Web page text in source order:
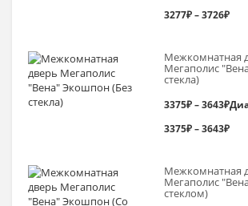
3277₽ – 3726₽
Межкомнатная
Мегаполис
стекла)
3375₽–3643₽
3375₽ – 3643₽
Межкомнатная
Мегаполис
стеклом)